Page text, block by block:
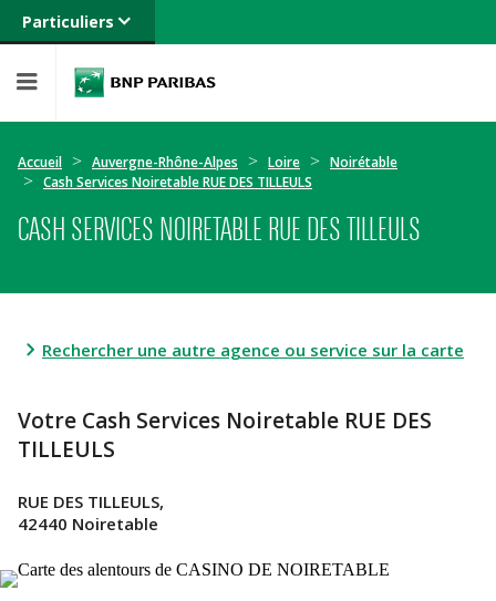
Particuliers
Banque privée
Entreprises
Accueil Auvergne-Rhône-Alpes Loire
Noirétable
Cash Services Noiretable RUE DES TILLEULS
CASH SERVICES NOIRETABLE RUE DES TILLEULS
Rechercher une autre agence ou service sur la carte
Votre Cash Services Noiretable RUE DES
TILLEULS
RUE DES TILLEULS,
42440 Noiretable